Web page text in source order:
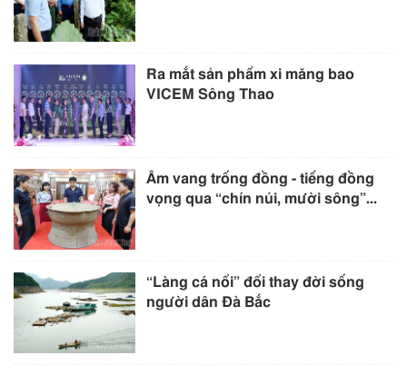
Ra mắt sản phẩm xi măng bao
VICEM Sông Thao
Âm vang trống đồng - tiếng đồng
vọng qua “chín núi, mười sông”...
“Làng cá nổi” đổi thay đời sống
người dân Đà Bắc